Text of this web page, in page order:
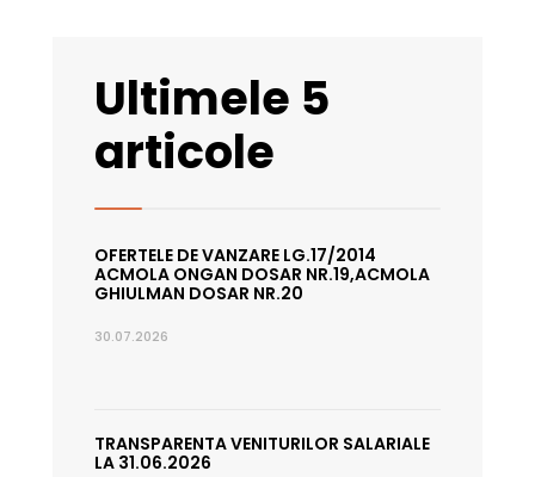
Ultimele 5
articole
OFERTELE DE VANZARE LG.17/2014
ACMOLA ONGAN DOSAR NR.19,ACMOLA
GHIULMAN DOSAR NR.20
30.07.2026
TRANSPARENTA VENITURILOR SALARIALE
LA 31.06.2026